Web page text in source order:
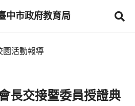
中市政府教育局
園活動報導
長交接暨委員授證典